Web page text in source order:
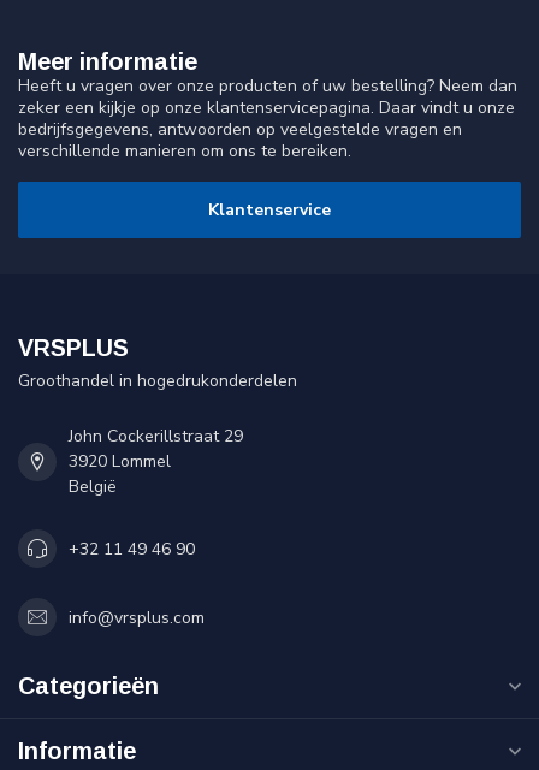
Meer informatie
Heeft u vragen over onze producten of uw bestelling? Neem dan
zeker een kijkje op onze klantenservicepagina. Daar vindt u onze
bedrijfsgegevens, antwoorden op veelgestelde vragen en
verschillende manieren om ons te bereiken.
Klantenservice
VRSPLUS
Groothandel in hogedrukonderdelen
John Cockerillstraat 29
3920 Lommel
België
+32 11 49 46 90
info@vrsplus.com
Categorieën
Informatie